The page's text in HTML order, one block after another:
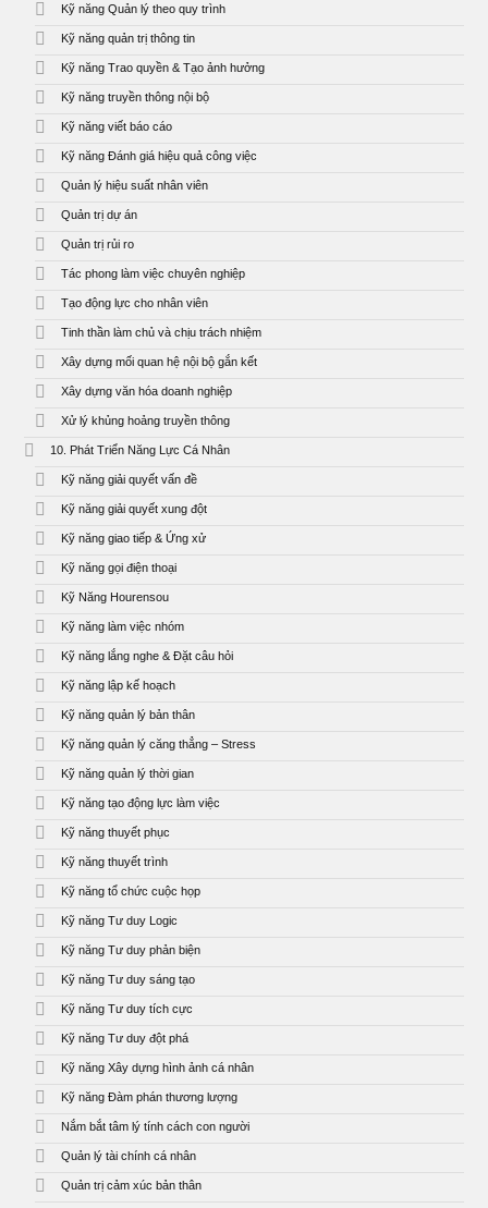
Kỹ năng Quản lý theo quy trình
Kỹ năng quản trị thông tin
Kỹ năng Trao quyền & Tạo ảnh hưởng
Kỹ năng truyền thông nội bộ
Kỹ năng viết báo cáo
Kỹ năng Đánh giá hiệu quả công việc
Quản lý hiệu suất nhân viên
Quản trị dự án
Quản trị rủi ro
Tác phong làm việc chuyên nghiệp
Tạo động lực cho nhân viên
Tinh thần làm chủ và chịu trách nhiệm
Xây dựng mối quan hệ nội bộ gắn kết
Xây dựng văn hóa doanh nghiệp
Xử lý khủng hoảng truyền thông
10. Phát Triển Năng Lực Cá Nhân
Kỹ năng giải quyết vấn đề
Kỹ năng giải quyết xung đột
Kỹ năng giao tiếp & Ứng xử
Kỹ năng gọi điện thoại
Kỹ Năng Hourensou
Kỹ năng làm việc nhóm
Kỹ năng lắng nghe & Đặt câu hỏi
Kỹ năng lập kế hoạch
Kỹ năng quản lý bản thân
Kỹ năng quản lý căng thẳng – Stress
Kỹ năng quản lý thời gian
Kỹ năng tạo động lực làm việc
Kỹ năng thuyết phục
Kỹ năng thuyết trình
Kỹ năng tổ chức cuộc họp
Kỹ năng Tư duy Logic
Kỹ năng Tư duy phản biện
Kỹ năng Tư duy sáng tạo
Kỹ năng Tư duy tích cực
Kỹ năng Tư duy đột phá
Kỹ năng Xây dựng hình ảnh cá nhân
Kỹ năng Đàm phán thương lượng
Nắm bắt tâm lý tính cách con người
Quản lý tài chính cá nhân
Quản trị cảm xúc bản thân